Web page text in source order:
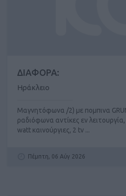
ΔΙΑΦΟΡΑ:
Ηράκλειο
Μαγνητόφωνα /2) με πομπινα
ραδιόφωνα αντίκες εν
watt καινούργιες, 2 tv ...
Πέμπτη, 06 Αύγ 2026